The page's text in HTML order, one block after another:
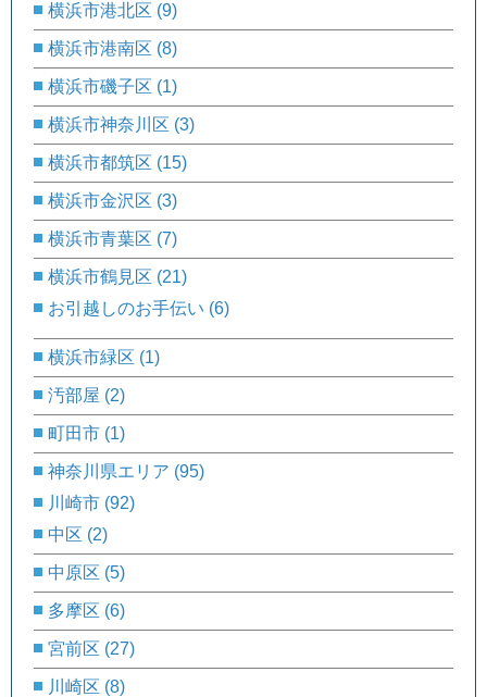
横浜市港北区 (9)
横浜市港南区 (8)
横浜市磯子区 (1)
横浜市神奈川区 (3)
横浜市都筑区 (15)
横浜市金沢区 (3)
横浜市青葉区 (7)
横浜市鶴見区 (21)
お引越しのお手伝い (6)
横浜市緑区 (1)
汚部屋 (2)
町田市 (1)
神奈川県エリア (95)
川崎市 (92)
中区 (2)
中原区 (5)
多摩区 (6)
宮前区 (27)
川崎区 (8)